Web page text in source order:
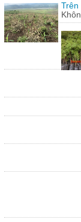
Trên